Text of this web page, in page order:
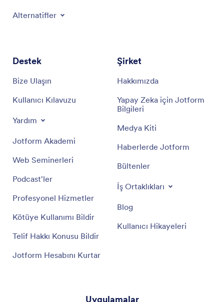
Alternatifler
Destek
Bize Ulaşın
Kullanıcı Kılavuzu
Yardım
Jotform Akademi
Web Seminerleri
Podcast'ler
Profesyonel Hizmetler
Kötüye Kullanımı Bildir
Telif Hakkı Konusu Bildir
Jotform Hesabını Kurtar
Şirket
Hakkımızda
Yapay Zeka için Jotform
Bilgileri
Medya Kiti
Haberlerde Jotform
Bültenler
İş Ortaklıkları
Blog
Kullanıcı Hikayeleri
Uygulamalar